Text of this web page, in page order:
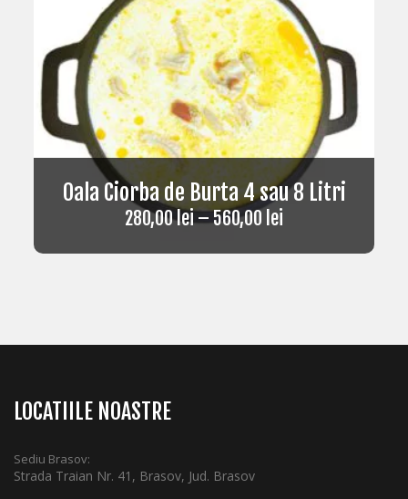
Oala Ciorba de Burta 4 sau 8 Litri
280,00lei–560,00 lei
LOCATIILE NOASTRE
Sediu Brasov:
Strada Traian Nr. 41, Brasov, Jud. Brasov